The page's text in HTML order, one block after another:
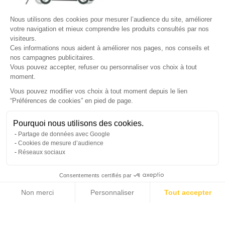
Nous utilisons des cookies pour mesurer l’audience du site, améliorer
votre navigation et mieux comprendre les produits consultés par nos
visiteurs.
Ces informations nous aident à améliorer nos pages, nos conseils et
nos campagnes publicitaires.
Vous pouvez accepter, refuser ou personnaliser vos choix à tout
moment.
Vous pouvez modifier vos choix à tout moment depuis le lien
“Préférences de cookies” en pied de page.
Pourquoi nous utilisons des cookies.
Partage de données avec Google
Cookies de mesure d’audience
Réseaux sociaux
Consentements certifiés par
Non merci Personnaliser Tout accepter
Gérer mes cookies
Site protégé par reCAPTCHA.
LETTRE D'INFORMATIONS
© Copyright 2026 France Galerie. Tous droits reservés.
Cliquez-ici pour modifier vos préférences en matière de cookies